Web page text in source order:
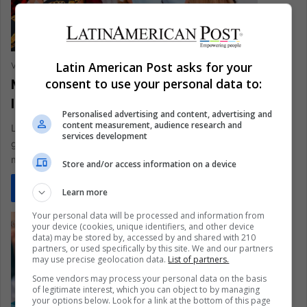
Vanesa López Romero June 14, 2023 0 327
Ministerios de la Mujer: ¿Qué tanto han
logrado en Latinoamérica y el mundo?
Los Ministerios de la Mujer son departamentos
gubernamentales relativamente nuevos. ¿Cuáles son sus
mayores logros?
Read More »
Latin American Post asks for your
consent to use your personal data to:
Personalised advertising and content, advertising and
content measurement, audience research and
services development
Store and/or access information on a device
Learn more
Your personal data will be processed and information from
your device (cookies, unique identifiers, and other device
data) may be stored by, accessed by and shared with 210
partners, or used specifically by this site. We and our partners
may use precise geolocation data. List of partners.
Some vendors may process your personal data on the basis
of legitimate interest, which you can object to by managing
your options below. Look for a link at the bottom of this page